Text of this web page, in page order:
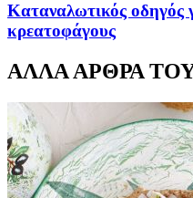
Καταναλωτικός οδηγός
κρεατοφάγους
ΑΛΛΑ ΑΡΘΡΑ